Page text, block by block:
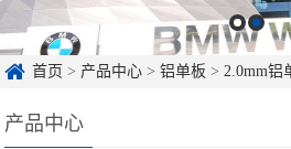
首页 > 产品中心 >铝单板 >2.0mm铝
产品中心